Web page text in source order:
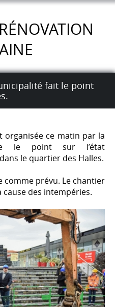
fait le point
organisée ce matin par la
le point sur l’état
le quartier des Halles.
comme prévu. Le chantier
des intempéries.